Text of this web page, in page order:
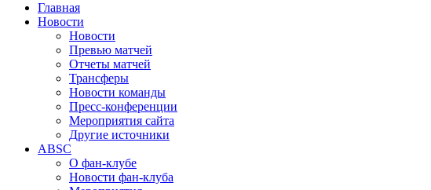
Главная
Новости
Новости
Превью матчей
Отчеты матчей
Трансферы
Новости команды
Пресс-конференции
Мероприятия сайта
Другие источники
ABSC
О фан-клубе
Новости фан-клуба